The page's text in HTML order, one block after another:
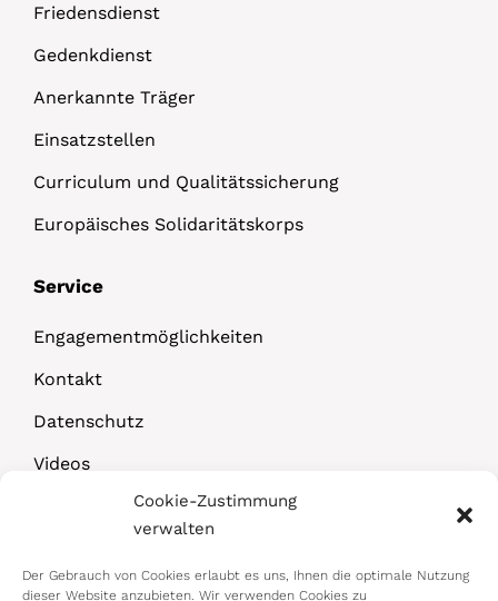
Cookie-Zustimmung
verwalten
Der Gebrauch von Cookies erlaubt es uns, Ihnen die optimale Nutzung
dieser Website anzubieten. Wir verwenden Cookies zu
Friedensdienst
Gedenkdienst
Anerkannte Träger
Einsatzstellen
Curriculum und Qualitätssicherung
Europäisches Solidaritätskorps
Service
Engagementmöglichkeiten
Kontakt
Datenschutz
Videos